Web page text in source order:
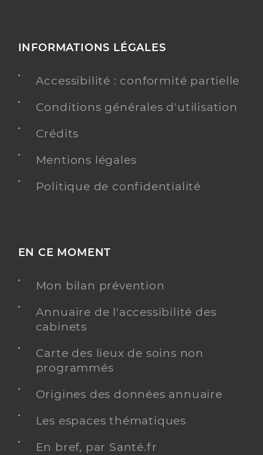
INFORMATIONS LÉGALES
Accessibilité : conformité partielle
Conditions générales d'utilisation
Crédits
Mentions légales
Politique de confidentialité
EN CE MOMENT
Mon bilan prévention
Annuaire de l'accessibilité des
cabinets
Carte des lieux de soins non
programmés
Origines des données annuaire
Les espaces thématiques
En bref, par Santé.fr